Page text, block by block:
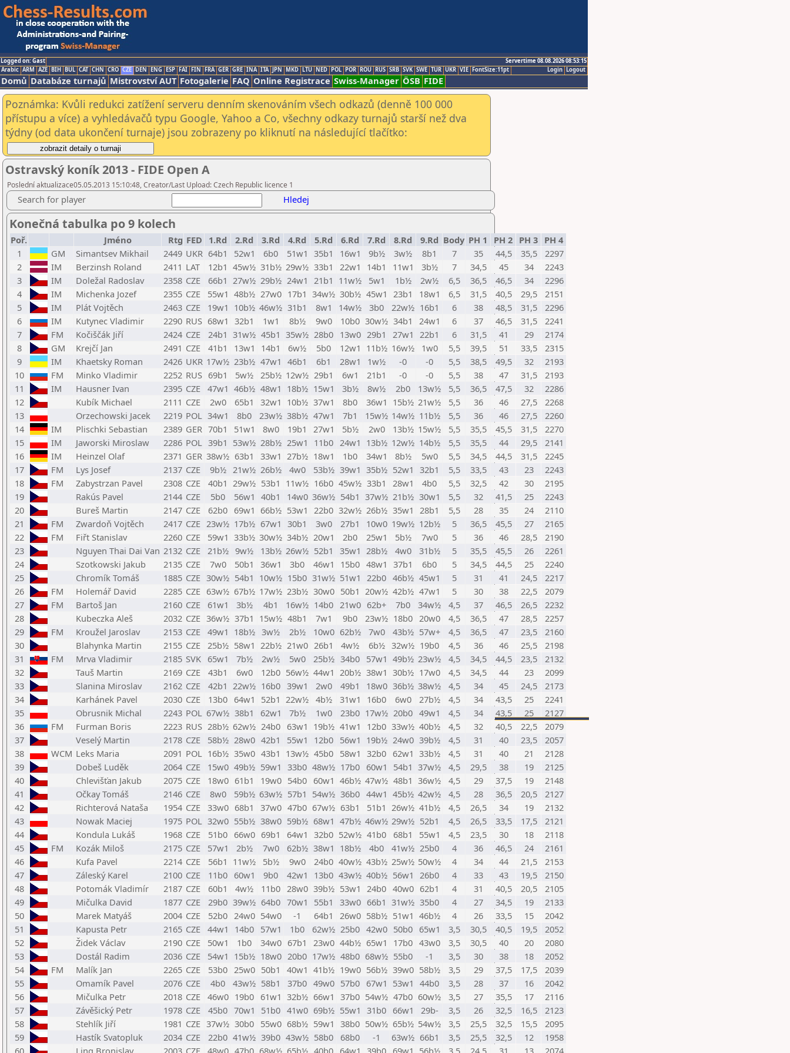
Logged on: Gast
Servertime 08.08.2026 08:53:15
Logout
Login
Arabic ARM AZE BIH BUL CAT CHN CRO CZE DEN ENG ESP FAI FIN FRA GER GRE INA ITA JPN MKD LTU NED POL POR ROU RUS SRB SVK SWE TUR UKR VIE FontSize:11pt
Domů Databáze turnajů Mistrovství AUT Fotogalerie FAQ Online Registrace Swiss-Manager ÖSB FIDE
Poznámka: Kvůli redukci zatížení serveru denním skenováním všech odkazů (denně 100 000
přístupu a více) a vyhledávačů typu Google, Yahoo a Co, všechny odkazy turnajů starší než dva
týdny (od data ukončení turnaje) jsou zobrazeny po kliknutí na následující tlačítko:
Ostravský koník 2013 - FIDE Open A
Poslední aktualizace05.05.2013 15:10:48, Creator/Last Upload: Czech Republic licence 1
Search for player Hledej
Konečná tabulka po 9 kolech
Poř. Jméno Rtg FED 1.Rd 2.Rd 3.Rd 4.Rd 5.Rd 6.Rd 7.Rd 8.Rd 9.Rd Body PH 1 PH 2 PH 3 PH 4
1
GM Simantsev Mikhail 2449 UKR 64b1 52w1 6b0 51w1 35b1 16w1 9b½ 3w½ 8b1 7 35 44,5 35,5
2297
2
IM Berzinsh Roland 2411 LAT 12b1 45w½ 31b½ 29w½ 33b1 22w1 14b1 11w1 3b½ 7 34,5 45 34
2243
3
IM Doležal Radoslav 2358 CZE 66b1 27w½ 29b½ 24w1 21b1 11w½ 5w1 1b½ 2w½ 6,5 36,5 46,5 34
2296
4
IM Michenka Jozef 2355 CZE 55w1 48b½ 27w0 17b1 34w½ 30b½ 45w1 23b1 18w1 6,5 31,5 40,5 29,5
2151
5
IM Plát Vojtěch 2463 CZE 19w1 10b½ 46w½ 31b1 8w1 14w½ 3b0 22w½ 16b1 6 38 48,5 31,5
2296
6
IM Kutynec Vladimir 2290 RUS 68w1 32b1 1w1 8b½ 9w0 10b0 30w½ 34b1 24w1 6 37 46,5 31,5
2241
7
FM Kočiščák Jiří 2424 CZE 24b1 31w½ 45b1 35w½ 28b0 13w0 29b1 27w1 22b1 6 31,5 41 29
2174
8
GM Krejčí Jan 2491 CZE 41b1 13w1 14b1 6w½ 5b0 12w1 11b½ 16w½ 1w0 5,5 39,5 51 33,5
2315
9
IM Khaetsky Roman 2426 UKR 17w½ 23b½ 47w1 46b1 6b1 28w1 1w½ -0 -0 5,5 38,5 49,5 32
2193
10
FM Minko Vladimir 2252 RUS 69b1 5w½ 25b½ 12w½ 29b1 6w1 21b1 -0 -0 5,5 38 47 31,5
2193
11
IM Hausner Ivan 2395 CZE 47w1 46b½ 48w1 18b½ 15w1 3b½ 8w½ 2b0 13w½ 5,5 36,5 47,5 32
2286
12
Kubík Michael 2111 CZE 2w0 65b1 32w1 10b½ 37w1 8b0 36w1 15b½ 21w½ 5,5 36 46 27,5
2268
13
Orzechowski Jacek 2219 POL 34w1 8b0 23w½ 38b½ 47w1 7b1 15w½ 14w½ 11b½ 5,5 36 46 27,5
2260
14
IM Plischki Sebastian 2389 GER 70b1 51w1 8w0 19b1 27w1 5b½ 2w0 13b½ 15w½ 5,5 35,5 45,5 31,5
2270
15
IM Jaworski Miroslaw 2286 POL 39b1 53w½ 28b½ 25w1 11b0 24w1 13b½ 12w½ 14b½ 5,5 35,5 44 29,5
2141
16
IM Heinzel Olaf 2371 GER 38w½ 63b1 33w1 27b½ 18w1 1b0 34w1 8b½ 5w0 5,5 34,5 44,5 31,5
2245
17
FM Lys Josef 2137 CZE 9b½ 21w½ 26b½ 4w0 53b½ 39w1 35b½ 52w1 32b1 5,5 33,5 43 23
2243
18
FM Zabystrzan Pavel 2308 CZE 40b1 29w½ 53b1 11w½ 16b0 45w½ 33b1 28w1 4b0 5,5 32,5 42 30
2195
19
Rakús Pavel 2144 CZE 5b0 56w1 40b1 14w0 36w½ 54b1 37w½ 21b½ 30w1 5,5 32 41,5 25
2243
20
Bureš Martin 2147 CZE 62b0 69w1 66b½ 53w1 22b0 32w½ 26b½ 35w1 28b1 5,5 28 35 24
2110
21
FM Zwardoň Vojtěch 2417 CZE 23w½ 17b½ 67w1 30b1 3w0 27b1 10w0 19w½ 12b½ 5 36,5 45,5 27
2165
22
FM Fiřt Stanislav 2260 CZE 59w1 33b½ 30w½ 34b½ 20w1 2b0 25w1 5b½ 7w0 5 36 46 28,5
2190
23
Nguyen Thai Dai Van 2132 CZE 21b½ 9w½ 13b½ 26w½ 52b1 35w1 28b½ 4w0 31b½ 5 35,5 45,5 26
2261
24
Szotkowski Jakub 2135 CZE 7w0 50b1 36w1 3b0 46w1 15b0 48w1 37b1 6b0 5 34,5 44,5 25
2240
25
Chromík Tomáš 1885 CZE 30w½ 54b1 10w½ 15b0 31w½ 51w1 22b0 46b½ 45w1 5 31 41 24,5
2217
26
FM Holemář David 2285 CZE 63w½ 67b½ 17w½ 23b½ 30w0 50b1 20w½ 42b½ 47w1 5 30 38 22,5
2079
27
FM Bartoš Jan 2160 CZE 61w1 3b½ 4b1 16w½ 14b0 21w0 62b+ 7b0 34w½ 4,5 37 46,5 26,5
2232
28
Kubeczka Aleš 2032 CZE 36w½ 37b1 15w½ 48b1 7w1 9b0 23w½ 18b0 20w0 4,5 36,5 47 28,5
2257
29
FM Kroužel Jaroslav 2153 CZE 49w1 18b½ 3w½ 2b½ 10w0 62b½ 7w0 43b½ 57w+ 4,5 36,5 47 23,5
2160
30
Blahynka Martin 2155 CZE 25b½ 58w1 22b½ 21w0 26b1 4w½ 6b½ 32w½ 19b0 4,5 36 46 25,5
2198
31
FM Mrva Vladimir 2185 SVK 65w1 7b½ 2w½ 5w0 25b½ 34b0 57w1 49b½ 23w½ 4,5 34,5 44,5 23,5
2132
32
Tauš Martin 2169 CZE 43b1 6w0 12b0 56w½ 44w1 20b½ 38w1 30b½ 17w0 4,5 34,5 44 23
2099
33
Slanina Miroslav 2162 CZE 42b1 22w½ 16b0 39w1 2w0 49b1 18w0 36b½ 38w½ 4,5 34 45 24,5
2173
34
Karhánek Pavel 2030 CZE 13b0 64w1 52b1 22w½ 4b½ 31w1 16b0 6w0 27b½ 4,5 34 43,5 25
2241
35
Obrusnik Michal 2243 POL 67w½ 38b1 62w1 7b½ 1w0 23b0 17w½ 20b0 49w1 4,5 34 43,5 25
2127
36
FM Furman Boris 2223 RUS 28b½ 62w½ 24b0 63w1 19b½ 41w1 12b0 33w½ 40b½ 4,5 32 40,5 22,5
2079
37
Veselý Martin 2178 CZE 58b½ 28w0 42b1 55w1 12b0 56w1 19b½ 24w0 39b½ 4,5 31 40 23,5
2057
38
WCM Leks Maria 2091 POL 16b½ 35w0 43b1 13w½ 45b0 58w1 32b0 62w1 33b½ 4,5 31 40 21
2128
39
Dobeš Luděk 2064 CZE 15w0 49b½ 59w1 33b0 48w½ 17b0 60w1 54b1 37w½ 4,5 29,5 38 19
2125
40
Chlevišťan Jakub 2075 CZE 18w0 61b1 19w0 54b0 60w1 46b½ 47w½ 48b1 36w½ 4,5 29 37,5 19
2148
41
Očkay Tomáš 2146 CZE 8w0 59b½ 63w½ 57b1 54w½ 36b0 44w1 45b½ 42w½ 4,5 28 36,5 20,5
2127
42
Richterová Nataša 1954 CZE 33w0 68b1 37w0 47b0 67w½ 63b1 51b1 26w½ 41b½ 4,5 26,5 34 19
2132
43
Nowak Maciej 1975 POL 32w0 55b½ 38w0 59b½ 68w1 47b½ 46w½ 29w½ 52b1 4,5 26,5 33,5 17,5
2121
44
Kondula Lukáš 1968 CZE 51b0 66w0 69b1 64w1 32b0 52w½ 41b0 68b1 55w1 4,5 23,5 30 18
2118
45
FM Kozák Miloš 2175 CZE 57w1 2b½ 7w0 62b½ 38w1 18b½ 4b0 41w½ 25b0 4 36 46,5 24
2161
46
Kufa Pavel 2214 CZE 56b1 11w½ 5b½ 9w0 24b0 40w½ 43b½ 25w½ 50w½ 4 34 44 21,5
2153
47
Záleský Karel 2100 CZE 11b0 60w1 9b0 42w1 13b0 43w½ 40b½ 56w1 26b0 4 33 43 19,5
2150
48
Potomák Vladimír 2187 CZE 60b1 4w½ 11b0 28w0 39b½ 53w1 24b0 40w0 62b1 4 31 40,5 20,5
2105
49
Mičulka David 1877 CZE 29b0 39w½ 64b0 70w1 55b1 33w0 66b1 31w½ 35b0 4 27 34,5 19
2133
50
Marek Matyáš 2004 CZE 52b0 24w0 54w0 -1 64b1 26w0 58b½ 51w1 46b½ 4 26 33,5 15
2042
51
Kapusta Petr 2165 CZE 44w1 14b0 57w1 1b0 62w½ 25b0 42w0 50b0 65w1 3,5 30,5 40,5 19,5
2052
52
Židek Václav 2190 CZE 50w1 1b0 34w0 67b1 23w0 44b½ 65w1 17b0 43w0 3,5 30,5 40 20
2080
53
Dostál Radim 2036 CZE 54w1 15b½ 18w0 20b0 17w½ 48b0 68w½ 55b0 -1 3,5 30 38 18
2052
54
FM Malík Jan 2265 CZE 53b0 25w0 50b1 40w1 41b½ 19w0 56b½ 39w0 58b½ 3,5 29 37,5 17,5
2039
55
Omamík Pavel 2076 CZE 4b0 43w½ 58b1 37b0 49w0 57b0 67w1 53w1 44b0 3,5 28 37 16
2042
56
Mičulka Petr 2018 CZE 46w0 19b0 61w1 32b½ 66w1 37b0 54w½ 47b0 60w½ 3,5 27 35,5 17
2116
57
Závěšický Petr 1978 CZE 45b0 70w1 51b0 41w0 69b½ 55w1 31b0 66w1 29b- 3,5 26 32,5 16,5
2123
58
Stehlík Jiří 1981 CZE 37w½ 30b0 55w0 68b½ 59w1 38b0 50w½ 65b½ 54w½ 3,5 25,5 32,5 15,5
2095
59
Hastík Svatopluk 2034 CZE 22b0 41w½ 39b0 43w½ 58b0 68b0 -1 63w½ 66b1 3,5 25,5 32,5 12
1958
60
Ling Bronislav 2003 CZE 48w0 47b0 68w½ 65b½ 40b0 64w1 39b0 69w1 56b½ 3,5 24,5 31 13 2074